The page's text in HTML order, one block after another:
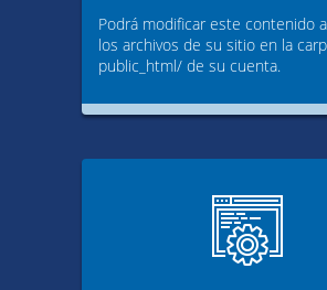
Podrá modificar este contenido
los archivos de su sitio en la
public_html/ de su cuenta.